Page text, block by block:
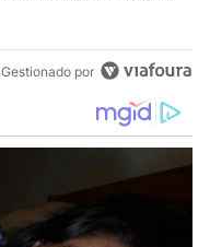
Gestionado por